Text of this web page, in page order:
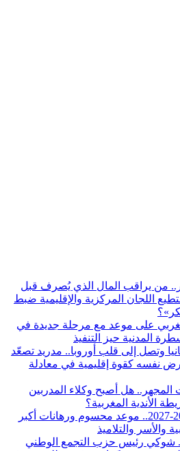
23 شتنبر.. من يراقب المال الذي يُصرف قبل
اللجان المركزية والإقليمية ضبط
على موعد مع مرحلة جديدة في
المدنية حيز التنفيذ
وتصل إلى قلب أوروبا.. مدريد تصعّد
نفسه كقوة إقليمية في معادلة
هل أصبح وكلاء المدربين
الأندية المغربية؟
الدخول المدرسي 2026-2027.. موعد محسوم ورهانات أكبر
والأسر والتلاميذ
شوكي رئيس حزب التجمع الوطني